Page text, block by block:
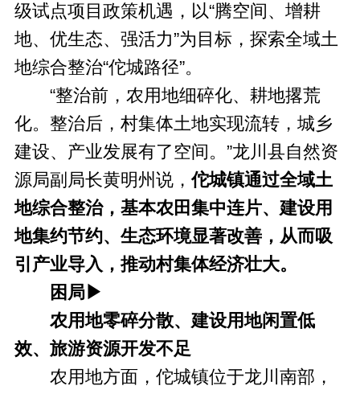
级试点项目政策机遇，以“腾空间、增耕
地、优生态、强活力”为目标，探索全域土
地综合整治“佗城路径”。
“整治前，农用地细碎化、耕地撂荒
化。整治后，村集体土地实现流转，城乡
建设、产业发展有了空间。”龙川县自然资
源局副局长黄明州说， 佗城镇通过全域土
地综合整治，基本农田集中连片、建设用
地集约节约、生态环境显著改善，从而吸
引产业导入，推动村集体经济壮大。
困局▶
农用地零碎分散、建设用地闲置低
效、旅游资源开发不足
农用地方面，佗城镇位于龙川南部，